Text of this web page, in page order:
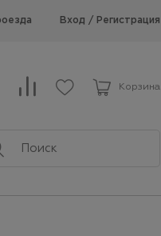
Вход / Регистрация
Корзина